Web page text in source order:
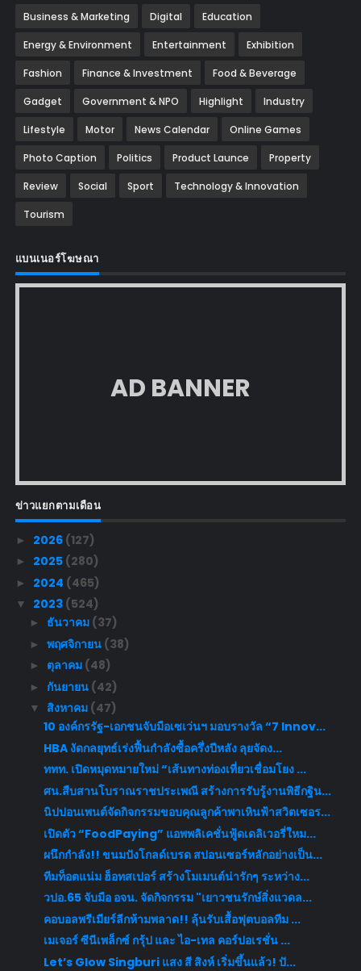
Business & Marketing Digital Education
Energy & Environment Entertainment Exhibition
Fashion Finance & Investment Food & Beverage
Gadget Government & NPO Highlight Industry
Lifestyle Motor News Calendar Online Games
Photo Caption Politics Product Launce Property
Review Social Sport Technology & Innovation
Tourism
แบนเนอร์โฆษณา
AD BANNER
ข่าวแยกตามเดือน
► 2026 (127)
► 2025 (280)
► 2024 (465)
▼ 2023 (524)
► ธันวาคม (37)
► พฤศจิกายน (38)
► ตุลาคม (48)
► กันยายน (42)
▼ สิงหาคม (47)
10 องค์กรรัฐ-เอกชนจับมือเซเว่นฯ มอบรางวัล “7 Innov...
HBA งัดกลยุทธ์เร่งฟื้นกำลังซื้อครึ่งปีหลัง ลุยจัดง...
ททท. เปิดหมุดหมายใหม่ “เส้นทางท่องเที่ยวเชื่อมโยง ...
ศน.สืบสานโบราณราชประเพณี สร้างการรับรู้งานพิธีกฐิน...
นิปปอนเพนต์จัดกิจกรรมขอบคุณลูกค้าพาเหินฟ้าสวิตเซอร...
เปิดตัว “FoodPaying” แอพพลิเคชั่นฟู้ดเดลิเวอรี่ใหม...
ผนึกกำลัง!! ขนมปังโกลด์เบรด สปอนเซอร์หลักอย่างเป็น...
ทีมท็อตแน่ม ฮ็อทสเปอร์ สร้างโมเมนต์น่ารักๆ ระหว่าง...
วปอ.65 จับมือ อจน. จัดกิจกรรม "เยาวชนรักษ์สิ่งแวดล...
คอบอลพรีเมียร์ลีกห้ามพลาด!! ลุ้นรับเสื้อฟุตบอลทีม ...
เมเจอร์ ซีนีเพล็กซ์ กรุ้ป และ ไอ-เทล คอร์ปอเรชั่น ...
Let’s Glow Singburi แสง สี สิงห์ เริ่มขึ้นแล้ว! ปั...